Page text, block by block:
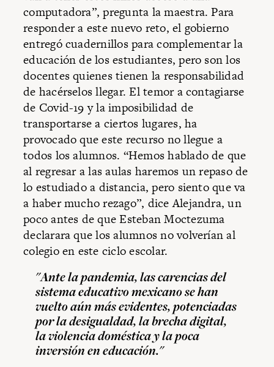
computadora”, pregunta la maestra. Para
responder a este nuevo reto, el gobierno
entregó cuadernillos para complementar la
educación de los estudiantes, pero son los
docentes quienes tienen la responsabilidad
de hacérselos llegar. El temor a contagiarse
de Covid-19 y la imposibilidad de
transportarse a ciertos lugares, ha
provocado que este recurso no llegue a
todos los alumnos. “Hemos hablado de que
al regresar a las aulas haremos un repaso de
lo estudiado a distancia, pero siento que va
a haber mucho rezago”, dice Alejandra, un
poco antes de que Esteban Moctezuma
declarara que los alumnos no volverían al
colegio en este ciclo escolar.
"Ante la pandemia, las carencias del
sistema educativo mexicano se han
vuelto aún más evidentes, potenciadas
por la desigualdad, la brecha digital,
la violencia doméstica y la poca
inversión en educación."